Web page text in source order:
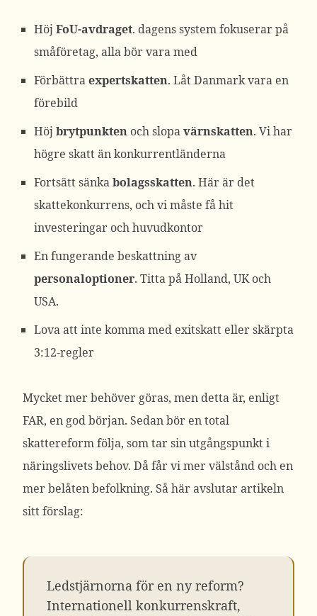
Höj FoU-avdraget. dagens system fokuserar på
småföretag, alla bör vara med
Förbättraexpertskatten. Låt Danmark vara en
förebild
Höj brytpunkten och slopavärnskatten. Vi har
högre skatt än konkurrentländerna
Fortsätt sänkabolagsskatten. Här är det
skattekonkurrens, och vi måste få hit
investeringar och huvudkontor
En fungerande beskattning av
personaloptioner. Titta på Holland, UK och
USA.
Lova att inte komma med exitskatt eller skärpta
3:12-regler
Mycket mer behöver göras, men detta är, enligt
FAR, en god början. Sedan bör en total
skattereform följa, som tar sin utgångspunkt i
näringslivets behov. Då får vi mer välstånd och en
mer belåten befolkning. Så här avslutar artikeln
sitt förslag:
Ledstjärnorna för en ny reform?
Internationell konkurrenskraft,